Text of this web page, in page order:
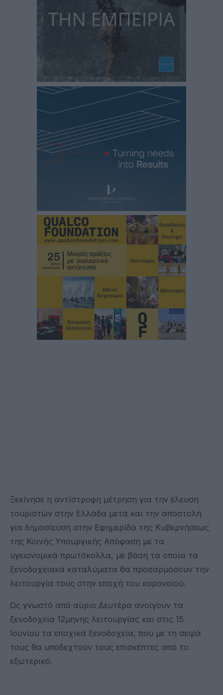
Ξεκίνησε η αντίστροφη μέτρηση για την έλευση
τουριστών στην Ελλάδα μετά και την αποστολή
για δημοσίευση στην Εφημερίδα της Κυβερνήσεως
της Κοινής Υπουργικής Απόφαση με τα
υγειονομικά πρωτόκολλα, με βάση τα οποία τα
ξενοδοχειακά καταλύματα θα προσαρμόσουν την
λειτουργία τους στην εποχή του κορονοϊού.
Ως γνωστό από αύριο Δευτέρα ανοίγουν τα
ξενοδοχεία 12μηνης λειτουργίας και στις 15
Ιουνίου τα εποχικά ξενοδοχεία, που με τη σειρά
τους θα υποδεχτούν τους επισκέπτες από το
εξωτερικό.